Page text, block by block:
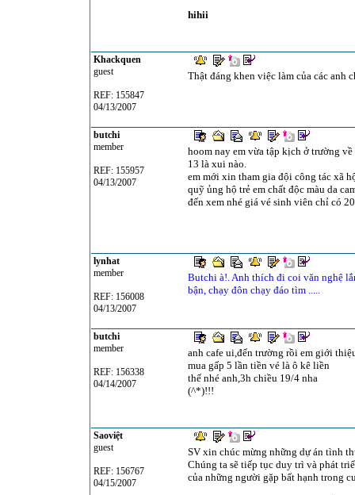
hihii
Khackquen
guest
REF: 155847
04/13/2007
Thật đáng khen việc làm của các anh
butchi
member
REF: 155957
04/13/2007
hoom nay em vừa tập kịch ở trường
13 là xui nào.
em mới xin tham gia đội công tác xã
quỹ ủng hộ trẻ em chất độc màu da
đến xem nhé giá vé sinh viên chỉ có
lynhat
member
REF: 156008
04/13/2007
Butchi à!. Anh thích đi coi văn nghệ
bận, chạy đôn chạy đáo tìm .....
butchi
member
REF: 156338
04/14/2007
anh cafe ui,đến trường rồi em giới
mua gấp 5 lần tiền vé là ô kê liền
thế nhé anh,3h chiều 19/4 nha
(^*)!!!
Saoviệt
guest
REF: 156767
04/15/2007
SV xin chúc mừng những dự án tình
Chúng ta sẽ tiếp tục duy trì và phát
của những người gặp bất hạnh trong